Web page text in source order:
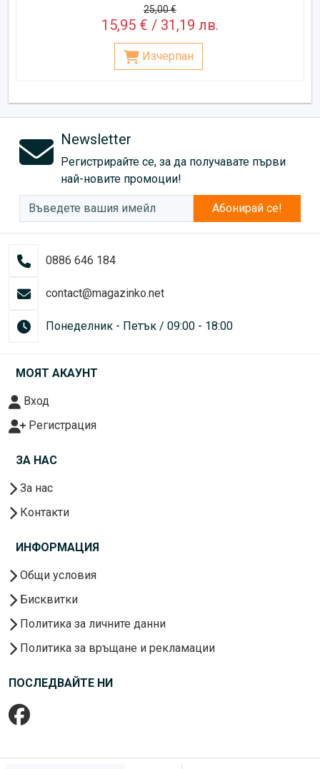
25,00 €
15,95 € / 31,19 лв.
Изчерпан
Newsletter
Регистрирайте се, за да получавате първи
най-новите промоции!
Абонирай се!
0886 646 184
contact@magazinko.net
Понеделник - Петък / 09:00 - 18:00
МОЯТ АКАУНТ
Вход
Регистрация
ЗА НАС
За нас
Контакти
ИНФОРМАЦИЯ
Общи условия
Бисквитки
Политика за личните данни
Политика за връщане и рекламации
ПОСЛЕДВАЙТЕ НИ